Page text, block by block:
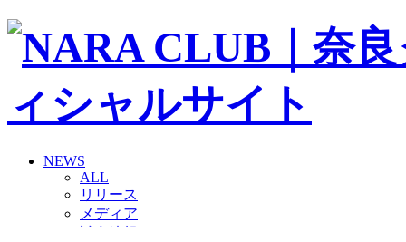
NEWS
ALL
リリース
メディア